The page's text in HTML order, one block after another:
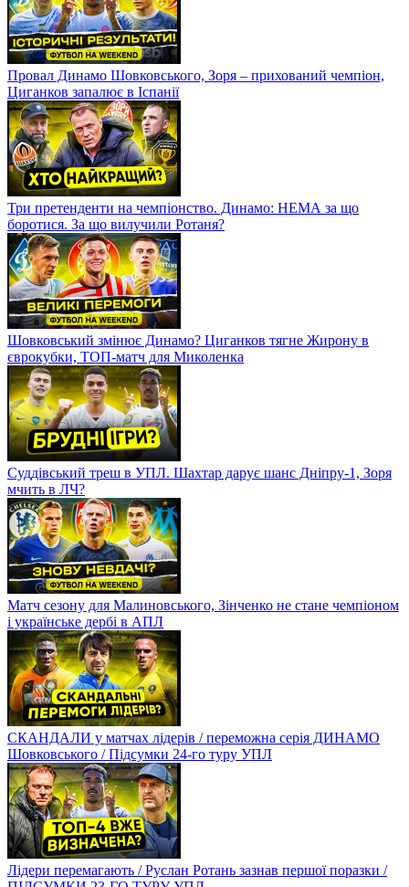
Провал Динамо Шовковського, Зоря – прихований чемпіон,
Циганков запалює в Іспанії
Три претенденти на чемпіонство. Динамо: НЕМА за що
боротися. За що вилучили Ротаня?
Шовковський змінює Динамо? Циганков тягне Жирону в
єврокубки, ТОП-матч для Миколенка
Суддівський треш в УПЛ. Шахтар дарує шанс Дніпру-1, Зоря
мчить в ЛЧ?
Матч сезону для Малиновського, Зінченко не стане чемпіоном
і українське дербі в АПЛ
СКАНДАЛИ у матчах лідерів / переможна серія ДИНАМО
Шовковського / Підсумки 24-го туру УПЛ
Лідери перемагають / Руслан Ротань зазнав першої поразки /